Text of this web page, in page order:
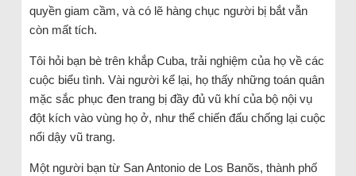
quyền giam cầm, và có lẽ hàng chục người bị bắt vẫn
còn mất tích.
Tôi hỏi bạn bè trên khắp Cuba, trải nghiệm của họ về các
cuộc biểu tình. Vài người kể lại, họ thấy những toán quân
mặc sắc phục đen trang bị đầy đủ vũ khí của bộ nội vụ
đột kích vào vùng họ ở, như thể chiến đấu chống lại cuộc
nổi dậy vũ trang.
Một người bạn từ San Antonio de Los Banõs, thành phố